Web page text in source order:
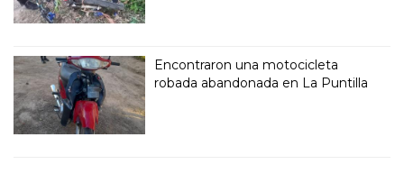
Encontraron una motocicleta
robada abandonada en La Puntilla